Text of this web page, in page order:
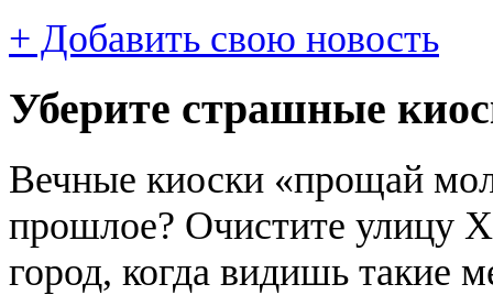
+ Добавить свою новость
Уберите страшные
Вечные киоски «прощай
прошлое? Очистите улицу
город, когда видишь такие